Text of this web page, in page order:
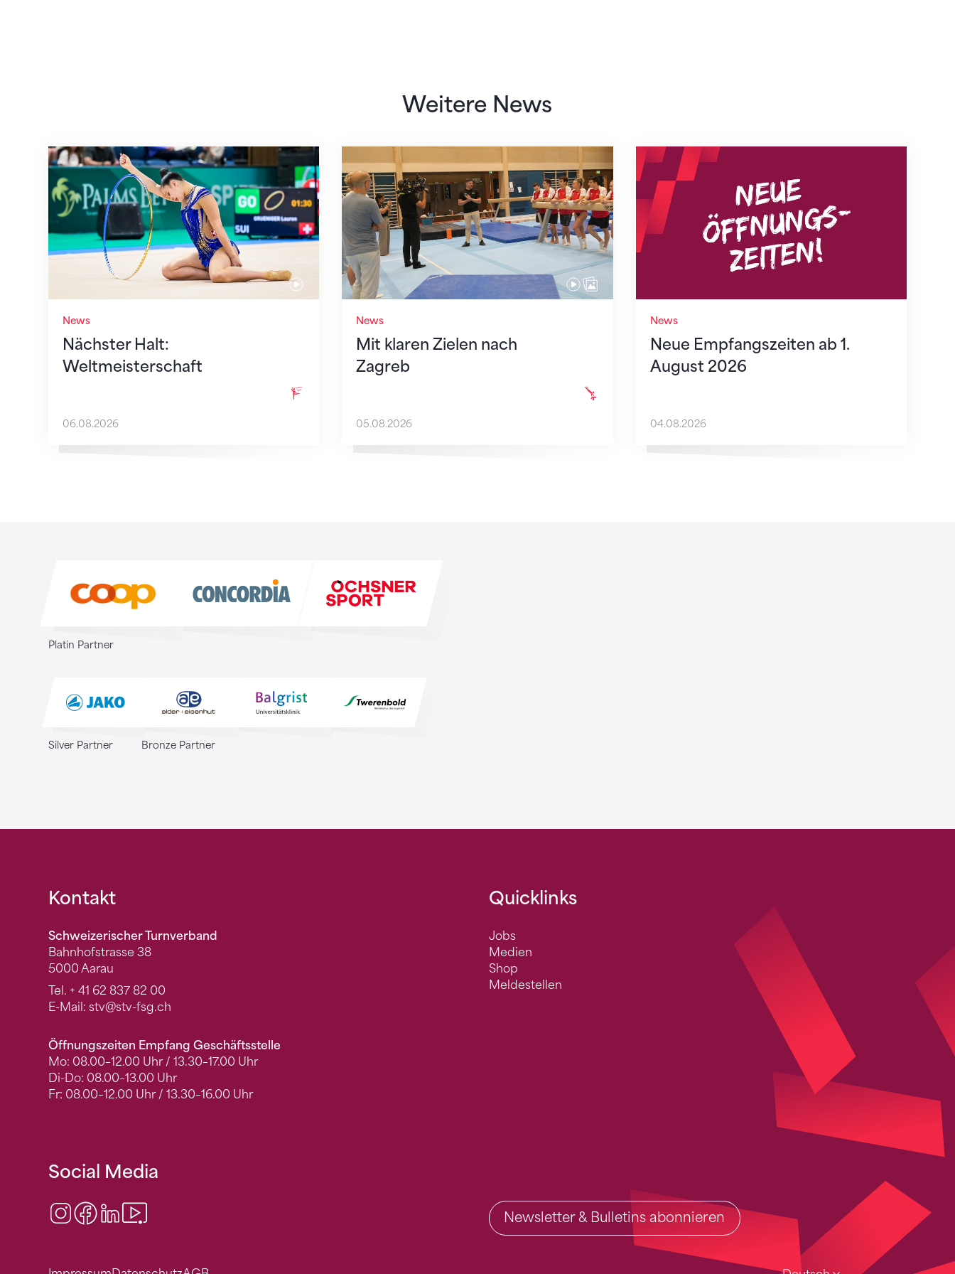
Weitere News
News
Nächster Halt:
Weltmeisterschaft
Nächster Halt: Weltmeisterschaft
06.08.2026
News
Mit klaren Zielen nach
Zagreb
Mit klaren Zielen nach Zagreb
05.08.2026
News
Neue Empfangszeiten ab 1.
August 2026
Neue Empfangszeiten ab 1. August 2026
04.08.2026
Platin Partner
Silver Partner Bronze Partner
Fusszeile
Kontakt
Schweizerischer Turnverband
Bahnhofstrasse 38
5000 Aarau
Tel. + 41 62 837 82 00
E-Mail: stv@stv-fsg.ch
Öffnungszeiten Empfang Geschäftsstelle
Mo: 08.00–12.00 Uhr / 13.30–17.00 Uhr
Di-Do: 08.00–13.00 Uhr
Fr: 08.00–12.00 Uhr / 13.30–16.00 Uhr
Quicklinks
Jobs
Medien
Shop
Meldestellen
Social Media
Instagram
Facebook
LinkedIn Newsletter & Bulletins abonnieren